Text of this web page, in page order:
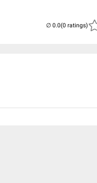
(0 ratings)